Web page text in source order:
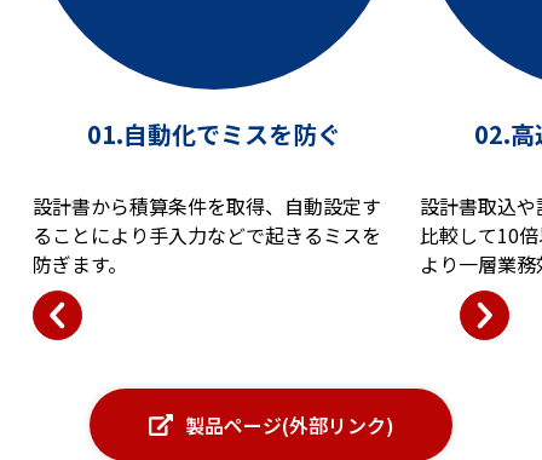
01.自動化でミスを防ぐ
設計書から積算条件を取得、自動設定す
ることにより手入力などで起きるミスを
防ぎます。
02.高
設計書取込
比較して10
より一層業
製品ページ(外部リンク)